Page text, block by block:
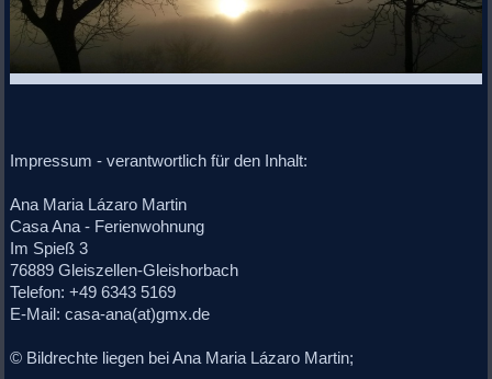
Impressum - verantwortlich für den Inhalt:
Ana Maria Lázaro Martin
Casa Ana - Ferienwohnung
Im Spieß 3
76889 Gleiszellen-Gleishorbach
Telefon: +49 6343 5169
E-Mail: casa-ana(at)gmx.de
© Bildrechte liegen bei Ana Maria Lázaro Martin;